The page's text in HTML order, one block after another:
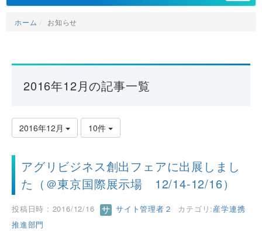
ホーム お知らせ
2016年12月の記事一覧
2016年12月 10件
アグリビジネス創出フェアに出展しまし
た（＠東京国際展示場 12/14-12/16）
投稿日時 : 2016/12/16 サイト管理者２ カテゴリ:産学連携
推進部門